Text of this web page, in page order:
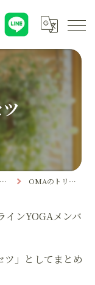
東京都中目黒のヨガならYoga & Ayurveda OMA OMAのトリセツ
インYOGAメンバ
」としてまとめ